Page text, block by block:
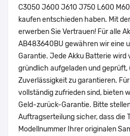
C3050 J600 J610 J750 L600
kaufen entschieden haben. Mit
erwerben Sie Vertrauen! Für alle
AB483640BU gewähren wir eine
Garantie. Jede Akku Batterie wird
gründlich aufgeladen und geprüft,
Zuverlässigkeit zu garantieren.
vollständig zufrieden sind, bieten
Geld-zurück-Garantie. Bitte
Auftragserteilung sicher, dass die
Modellnummer Ihrer originalen